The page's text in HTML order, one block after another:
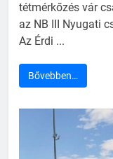
tétmérkőzés vár
az NB III Nyugati
Az Érdi ...
Bővebben…